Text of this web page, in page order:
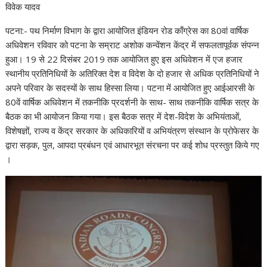
विवेक यादव
पटना:- पथ निर्माण विभाग के द्वारा आयोजित इंडियन रोड काँग्रेस का 80वां वार्षिक
अधिवेशन रविवार को पटना के सम्राट अशोक कन्वेंशन केंद्र में सफलतापूर्वक संपन्न
हुआ। 19 से 22 दिसंबर 2019 तक आयोजित हुए इस अधिवेशन में एज हजार
स्थानीय प्रतिनिधियों के अतिरिक्त देश व विदेश के दो हजार से अधिक प्रतिनिधियों ने
अपने परिवार के सदस्यों के साथ हिस्सा लिया। पटना में आयोजित हुए आईआरसी के
80वें वार्षिक अधिवेशन में तकनीकि प्रदर्शनी के साथ- साथ तकनीकि वार्षिक सत्र के
बैठक का भी आयोजन किया गया। इस बैठक सत्र में देश-विदेश के अभियंताओं,
विशेषज्ञों, राज्य व केंद्र सरकार के अधिकारियों व अभियंत्रण संस्थान के प्रोफेसर के
द्वारा सड़क, पुल, आपदा प्रबंधन एवं आधारभूत संरचना पर कई शोध प्रस्तुत किये गए
।